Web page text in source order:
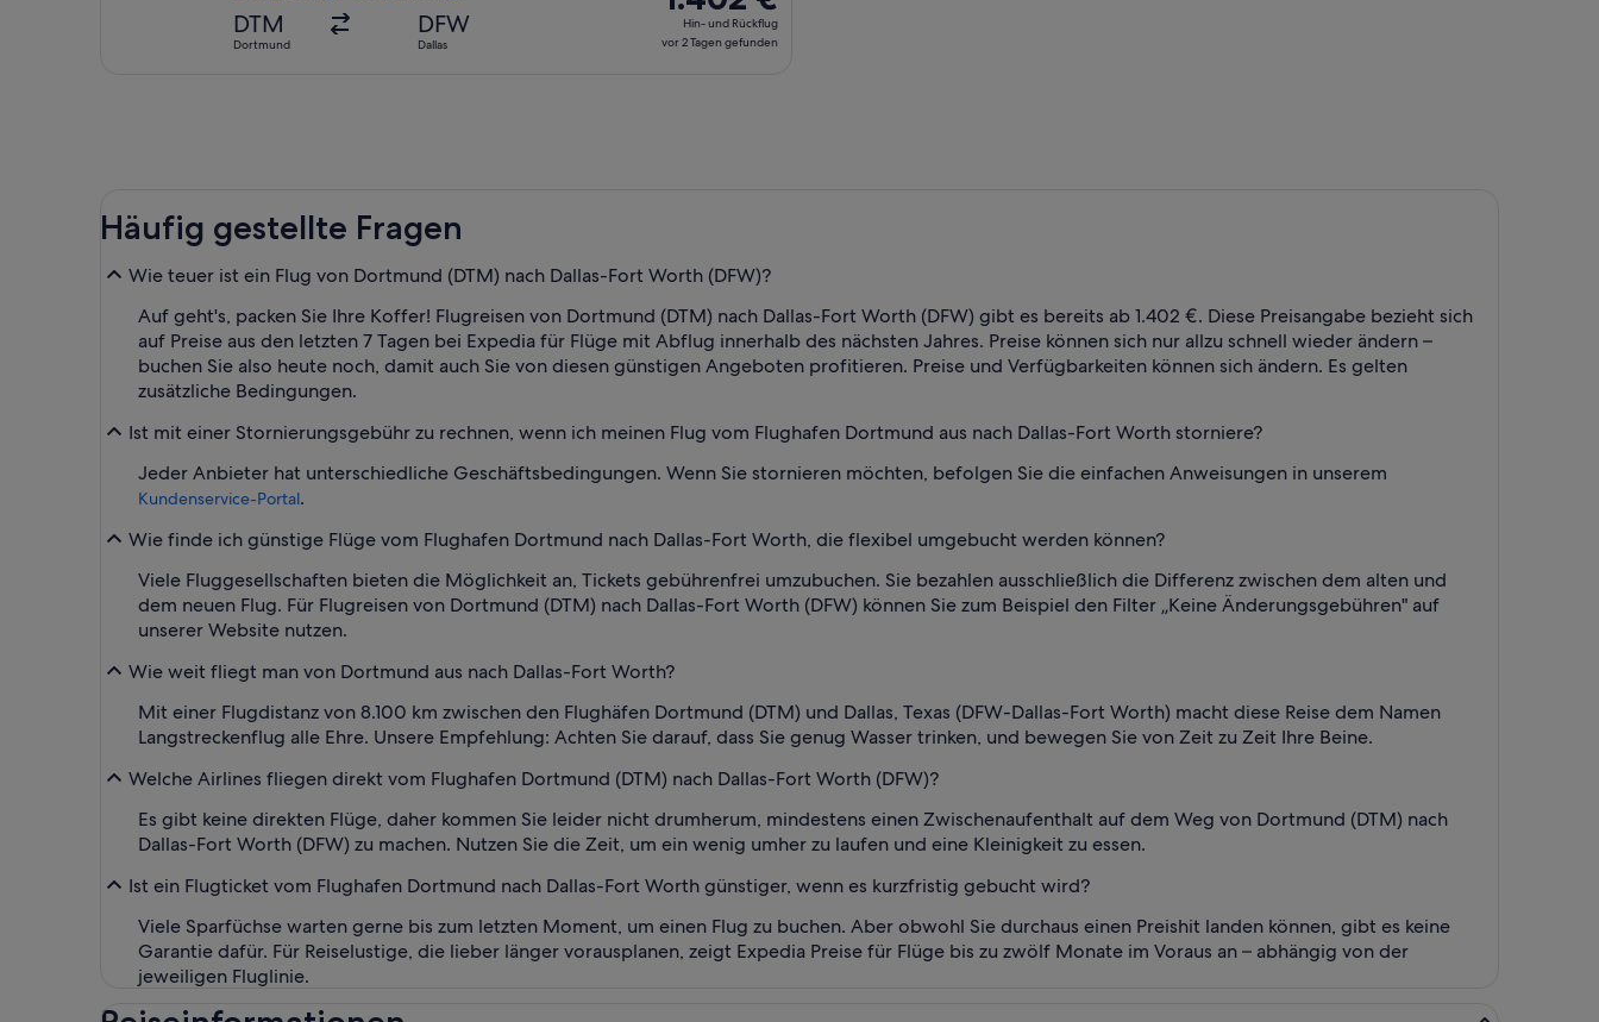
DTM
Dortmund
DFW
Dallas
Hin-
und
Hin- und Rückflug
vor 2 Tagen gefunden
Häufig gestellte Fragen
Wie teuer ist ein Flug von Dortmund (DTM) nach Dallas-Fort Worth (DFW)?
Auf geht's, packen Sie Ihre Koffer! Flugreisen von Dortmund (DTM) nach Dallas-Fort Worth (DFW) gibt es bereits ab 1.402 €. Diese Preisangabe bezieht sich
auf Preise aus den letzten 7 Tagen bei Expedia für Flüge mit Abflug innerhalb des nächsten Jahres. Preise können sich nur allzu schnell wieder ändern –
buchen Sie also heute noch, damit auch Sie von diesen günstigen Angeboten profitieren. Preise und Verfügbarkeiten können sich ändern. Es gelten
zusätzliche Bedingungen.
Ist mit einer Stornierungsgebühr zu rechnen, wenn ich meinen Flug vom Flughafen Dortmund aus nach Dallas-Fort Worth storniere?
Jeder Anbieter hat unterschiedliche Geschäftsbedingungen. Wenn Sie stornieren möchten, befolgen Sie die einfachen Anweisungen in unserem
Kundenservice-Portal.
Wie finde ich günstige Flüge vom Flughafen Dortmund nach Dallas-Fort Worth, die flexibel umgebucht werden können?
Viele Fluggesellschaften bieten die Möglichkeit an, Tickets gebührenfrei umzubuchen. Sie bezahlen ausschließlich die Differenz zwischen dem alten und
dem neuen Flug. Für Flugreisen von Dortmund (DTM) nach Dallas-Fort Worth (DFW) können Sie zum Beispiel den Filter „Keine Änderungsgebühren" auf
unserer Website nutzen.
Wie weit fliegt man von Dortmund aus nach Dallas-Fort Worth?
Mit einer Flugdistanz von 8.100 km zwischen den Flughäfen Dortmund (DTM) und Dallas, Texas (DFW-Dallas-Fort Worth) macht diese Reise dem Namen
Langstreckenflug alle Ehre. Unsere Empfehlung: Achten Sie darauf, dass Sie genug Wasser trinken, und bewegen Sie von Zeit zu Zeit Ihre Beine.
Welche Airlines fliegen direkt vom Flughafen Dortmund (DTM) nach Dallas-Fort Worth (DFW)?
Es gibt keine direkten Flüge, daher kommen Sie leider nicht drumherum, mindestens einen Zwischenaufenthalt auf dem Weg von Dortmund (DTM) nach
Dallas-Fort Worth (DFW) zu machen. Nutzen Sie die Zeit, um ein wenig umher zu laufen und eine Kleinigkeit zu essen.
Ist ein Flugticket vom Flughafen Dortmund nach Dallas-Fort Worth günstiger, wenn es kurzfristig gebucht wird?
Viele Sparfüchse warten gerne bis zum letzten Moment, um einen Flug zu buchen. Aber obwohl Sie durchaus einen Preishit landen können, gibt es keine
Garantie dafür. Für Reiselustige, die lieber länger vorausplanen, zeigt Expedia Preise für Flüge bis zu zwölf Monate im Voraus an – abhängig von der
jeweiligen Fluglinie.